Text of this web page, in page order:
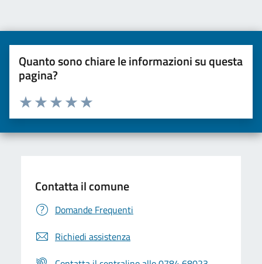
Quanto sono chiare le informazioni su questa
pagina?
Valuta da 1 a 5 stelle la pagina
Valuta 5 stelle su 5
Valuta 4 stelle su 5
Valuta 3 stelle su 5
Valuta 2 stelle su 5
Valuta una stella su 5
Contatta il comune
Domande Frequenti
Richiedi assistenza